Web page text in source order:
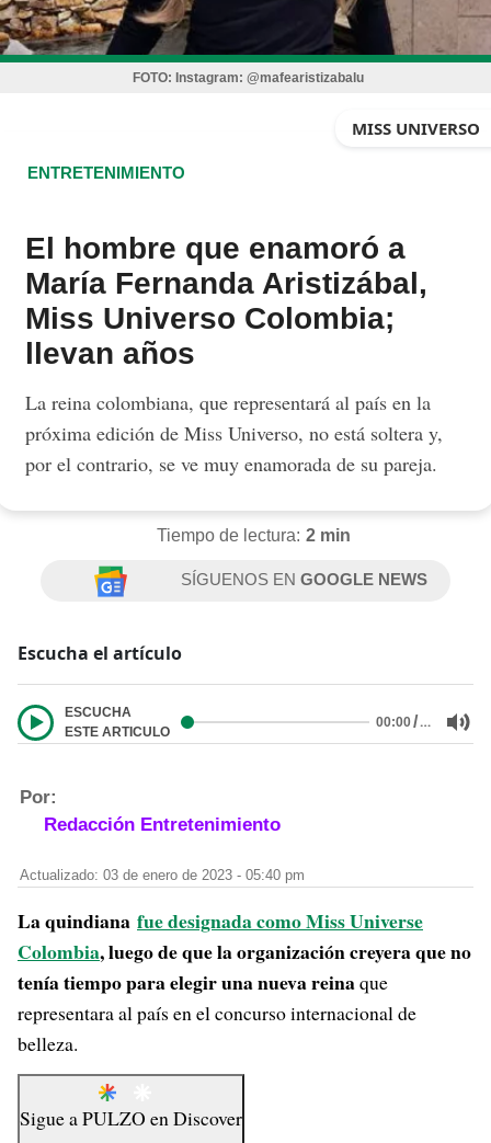
FOTO: Instagram: @mafearistizabalu
MISS UNIVERSO
ENTRETENIMIENTO
El hombre que enamoró a
María Fernanda Aristizábal,
Miss Universo Colombia;
llevan años
La reina colombiana, que representará al país en la
próxima edición de Miss Universo, no está soltera y,
por el contrario, se ve muy enamorada de su pareja.
Tiempo de lectura: 2 min
SÍGUENOS ENGOOGLE NEWS
Escucha el artículo
ESCUCHA
ESTE ARTICULO
00:00/…
Por:
Redacción Entretenimiento
Actualizado: 03 de enero de 2023 - 05:40 pm
La quindiana fue designada como Miss Universe
Colombia, luego de que la organización creyera que no
tenía tiempo para elegir una nueva reinaque
representara al país en el concurso internacional de
belleza.
Sigue aPULZO enDiscover